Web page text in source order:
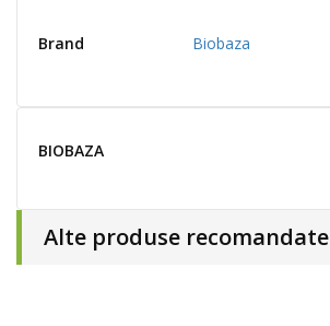
Brand Biobaza
BIOBAZA
Alte produse recomandate